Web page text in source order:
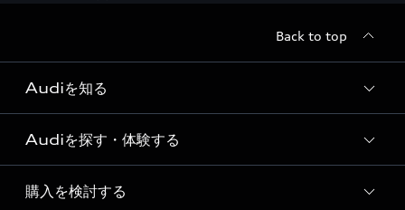
Back to top
Audiを知る
Audi ブランド
Story of Progress
Audiを探す・体験する
ディーラー検索
購入を検討する